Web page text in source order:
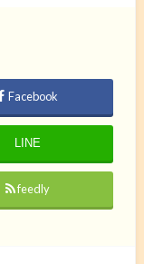
Facebook
LINE
feedly